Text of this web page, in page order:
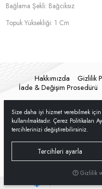
Bağlama Şekli: Bağcıksız
Topuk Yüksekliği: 1 Cm
Hakkımızda Gizlilik
İade & Değişim Prosedürü
Size daha iyi hizmet verebilmek
kullanılmaktadır. Çerez Politikaları
tercihlerinizi değiştirebilirsiniz.
Tercihleri ayarla
Gizlilik